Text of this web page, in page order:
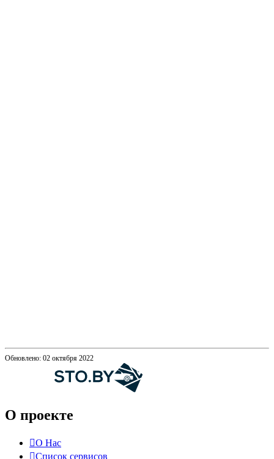
Обновлено: 02 октября 2022
О проекте
О Нас
Список сервисов